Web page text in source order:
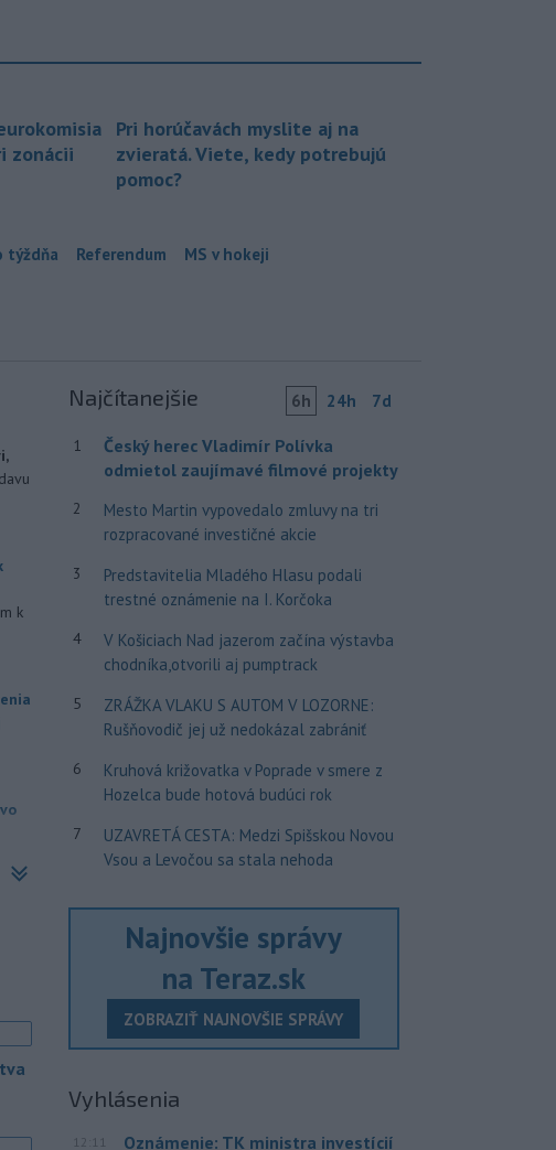
zonácii
Pri horúčavách myslite aj na
zvieratá. Viete, kedy potrebujú
pomoc?
týždňa Referendum MS v hokeji
k
Najčítanejšie 6h 24h 7d
1
Český herec Vladimír Polívka
odmietol zaujímavé filmové projekty
2
Mesto Martin vypovedalo zmluvy na tri
rozpracované investičné akcie
3
Predstavitelia Mladého Hlasu podali
trestné oznámenie na I. Korčoka
4
V Košiciach Nad jazerom začína výstavba
chodníka,otvorili aj pumptrack
5
ZRÁŽKA VLAKU S AUTOM V LOZORNE:
Rušňovodič jej už nedokázal zabrániť
6
Kruhová križovatka v Poprade v smere z
Hozelca bude hotová budúci rok
7
UZAVRETÁ CESTA: Medzi Spišskou Novou
Vsou a Levočou sa stala nehoda
Najnovšie správy
na Teraz.sk
ZOBRAZIŤ NAJNOVŠIE SPRÁVY
Vyhlásenia
12:11
Oznámenie: TK ministra investícií